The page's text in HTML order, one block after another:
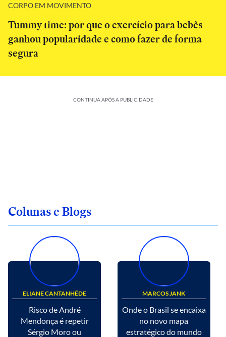
CORPO EM MOVIMENTO
Tummy time: por que o exercício para bebês
ganhou popularidade e como fazer de forma
segura
CONTINUA APÓS A PUBLICIDADE
Colunas e Blogs
ELIANE CANTANHÊDE
Risco de André
Mendonça é repetir
Sérgio Moro ou
MARCOS JANK
Onde o Brasil se encaixa
no novo mapa
estratégico do mundo